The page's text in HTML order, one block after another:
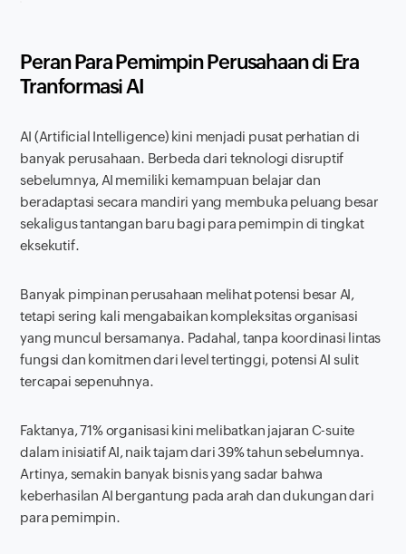
Peran Para Pemimpin Perusahaan di Era
Tranformasi AI
AI (Artificial Intelligence) kini menjadi pusat perhatian di
banyak perusahaan. Berbeda dari teknologi disruptif
sebelumnya, AI memiliki kemampuan belajar dan
beradaptasi secara mandiri yang membuka peluang besar
sekaligus tantangan baru bagi para pemimpin di tingkat
eksekutif.
Banyak pimpinan perusahaan melihat potensi besar AI,
tetapi sering kali mengabaikan kompleksitas organisasi
yang muncul bersamanya. Padahal, tanpa koordinasi lintas
fungsi dan komitmen dari level tertinggi, potensi AI sulit
tercapai sepenuhnya.
Faktanya, 71% organisasi kini melibatkan jajaran C-suite
dalam inisiatif AI, naik tajam dari 39% tahun sebelumnya.
Artinya, semakin banyak bisnis yang sadar bahwa
keberhasilan AI bergantung pada arah dan dukungan dari
para pemimpin.